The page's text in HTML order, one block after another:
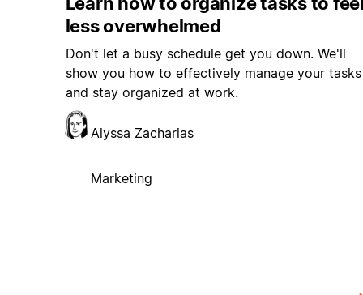
less overwhelmed
Don't let a busy schedule get you down. We'll
show you how to effectively manage your tasks
and stay organized at work.
Alyssa Zacharias
Marketing